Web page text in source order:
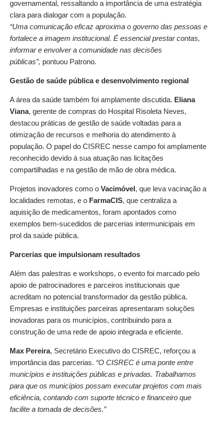
governamental, ressaltando a importância de uma estratégia
clara para dialogar com a população.
“Uma comunicação eficaz aproxima o governo das pessoas e
fortalece a imagem institucional. É essencial prestar contas,
informar e envolver a comunidade nas decisões
públicas”, pontuou Patrono.
Gestão de saúde pública e desenvolvimento regional
A área da saúde também foi amplamente discutida. Eliana
Viana, gerente de compras do Hospital Risoleta Neves,
destacou práticas de gestão de saúde voltadas para a
otimização de recursos e melhoria do atendimento à
população. O papel do CISREC nesse campo foi amplamente
reconhecido devido à sua atuação nas licitações
compartilhadas e na gestão de mão de obra médica.
Projetos inovadores como o Vacimóvel , que leva vacinação a
localidades remotas, e o FarmaCIS, que centraliza a
aquisição de medicamentos, foram apontados como
exemplos bem-sucedidos de parcerias intermunicipais em
prol da saúde pública.
Parcerias que impulsionam resultados
Além das palestras e workshops, o evento foi marcado pelo
apoio de patrocinadores e parceiros institucionais que
acreditam no potencial transformador da gestão pública.
Empresas e instituições parceiras apresentaram soluções
inovadoras para os municípios, contribuindo para a
construção de uma rede de apoio integrada e eficiente.
Max Pereira, Secretário Executivo do CISREC, reforçou a
importância das parcerias. “O CISREC é uma ponte entre
municípios e instituições públicas e privadas. Trabalhamos
para que os municípios possam executar projetos com mais
eficiência, contando com suporte técnico e financeiro que
facilite a tomada de decisões.”